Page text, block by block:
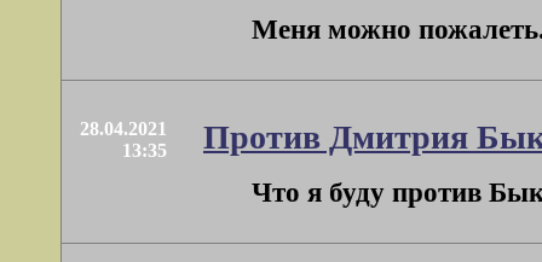
Меня можно пожалеть.
28.04.2021
13:35
Против Дмитрия
Что я буду против